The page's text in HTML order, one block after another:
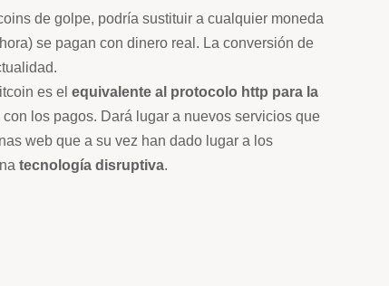
de golpe, podría sustituir a cualquier moneda
se pagan con dinero real. La conversión de
es el equivalente al protocolo http para la
los pagos. Dará lugar a nuevos servicios que
web que a su vez han dado lugar a los
tecnología disruptiva.